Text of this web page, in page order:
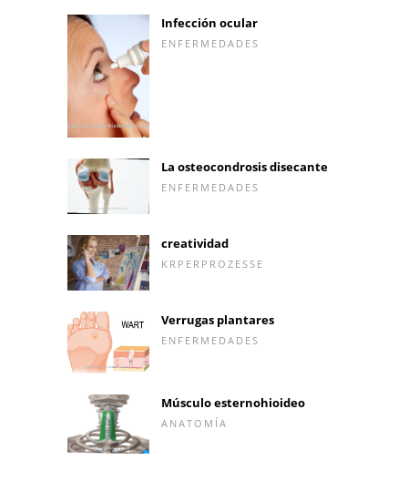
Infección ocular
ENFERMEDADES
La osteocondrosis disecante
ENFERMEDADES
creatividad
KRPERPROZESSE
Verrugas plantares
ENFERMEDADES
Músculo esternohioideo
ANATOMÍA